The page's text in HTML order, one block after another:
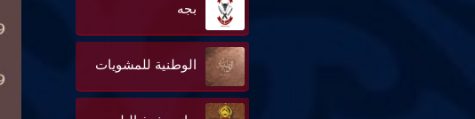
بجه
الوطنية للمشويات